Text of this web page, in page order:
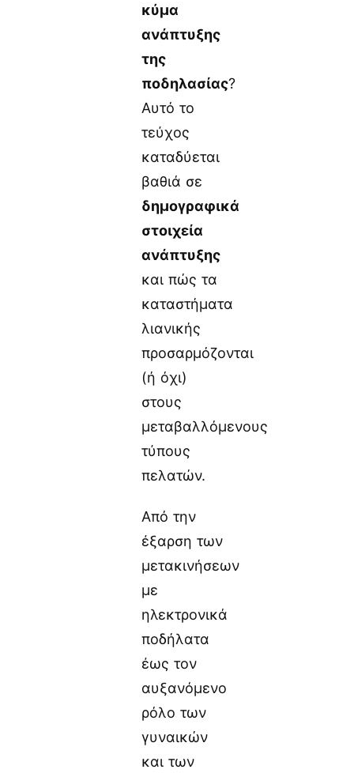
κύμα
ανάπτυξης
της
ποδηλασίας?
Αυτό το
τεύχος
καταδύεται
βαθιά σε
δημογραφικά
στοιχεία
ανάπτυξης
και πώς τα
καταστήματα
λιανικής
προσαρμόζονται
(ή όχι)
στους
μεταβαλλόμενους
τύπους
πελατών.
Από την
έξαρση των
μετακινήσεων
με
ηλεκτρονικά
ποδήλατα
έως τον
αυξανόμενο
ρόλο των
γυναικών
και των